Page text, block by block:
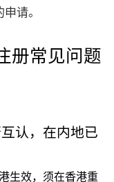
请。
册常见问题
认，在内地已
生效，须在香港重